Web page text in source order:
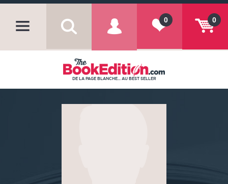
0
0
DE LA PAGE BLANCHE... AU BEST SELLER